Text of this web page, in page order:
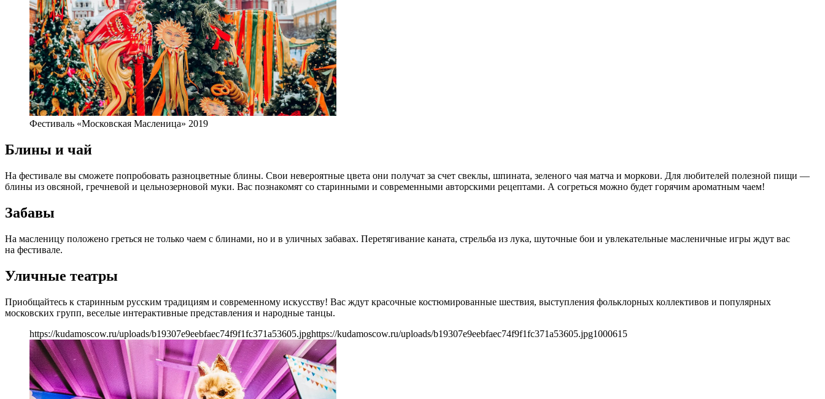
Фестиваль «Московская Масленица» 2019
Блины и чай
На фестивале вы сможете попробовать разноцветные блины. Свои невероятные цвета они получат за счет свеклы, шпината, зеленого чая матча и моркови. Для любителей полезной пищи —
блины из овсяной, гречневой и цельнозерновой муки. Вас познакомят со старинными и современными авторскими рецептами. А согреться можно будет горячим ароматным чаем!
Забавы
На масленицу положено греться не только чаем с блинами, но и в уличных забавах. Перетягивание каната, стрельба из лука, шуточные бои и увлекательные масленичные игры ждут вас
на фестивале.
Уличные театры
Приобщайтесь к старинным русским традициям и современному искусству! Вас ждут красочные костюмированные шествия, выступления фольклорных коллективов и популярных
московских групп, веселые интерактивные представления и народные танцы.
https://kudamoscow.ru/uploads/b19307e9eebfaec74f9f1fc371a53605.jpghttps://kudamoscow.ru/uploads/b19307e9eebfaec74f9f1fc371a53605.jpg1000615